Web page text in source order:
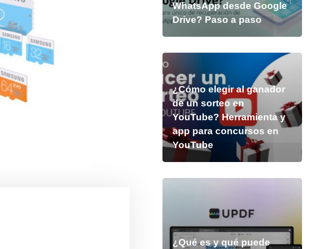
WhatsApp desde Google
Drive? Paso a paso
¿Cómo elegir al ganador
de un sorteo en
YouTube? Herramienta y
app para concursos en
YouTube
¿Qué es y qué puede